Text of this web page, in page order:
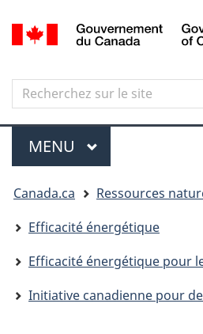
Aller
au
Skip
to
à
Search
Recherchez
sur
le
site
Menu
MENU PRINCIPAL
êtes
ici
Canada.ca
Ressources
Efficacité énergétique
Efficacité énergétique pour
Initiative canadienne pour